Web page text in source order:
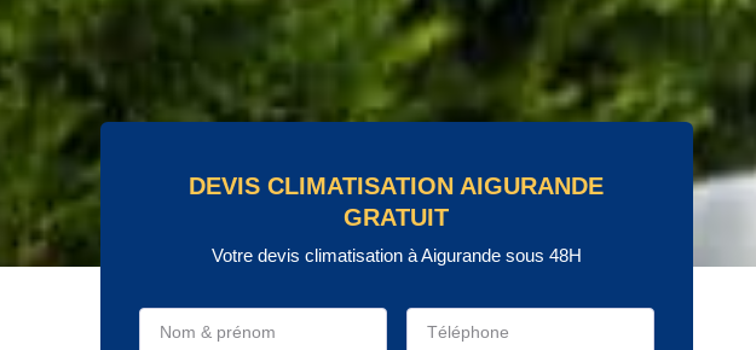
DEVIS CLIMATISATION AIGURANDE
GRATUIT
Votre devis climatisation à Aigurande sous 48H